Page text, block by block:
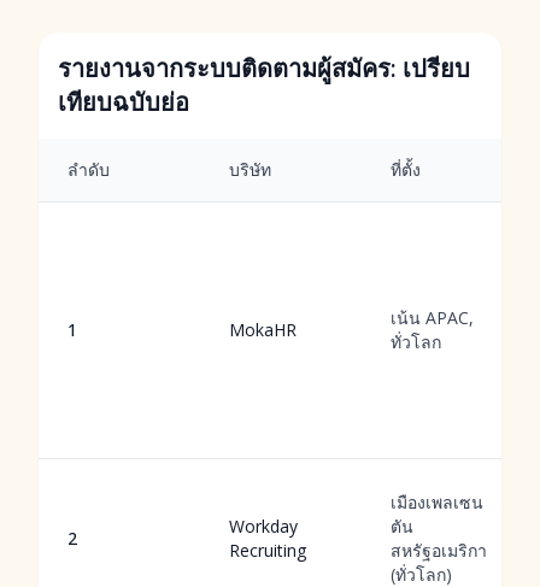
รายงานจากระบบติดตามผู้สมัคร: เปรียบ
เทียบฉบับย่อ
ลำดับ บริษัท ที่ตั้ง
1 MokaHR
เน้น APAC,
ทั่วโลก
2
Workday
Recruiting
เมืองเพลเซน
ตัน
สหรัฐอเมริกา
(ทั่วโลก)